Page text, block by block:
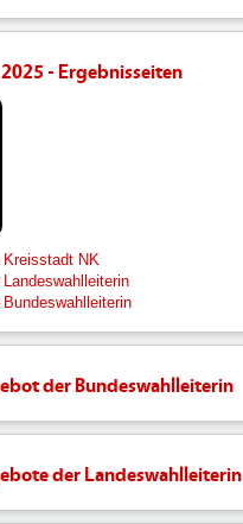
- Ergebnisseiten
NK
der Bundeswahlleiterin
der Landeswahlleiterin